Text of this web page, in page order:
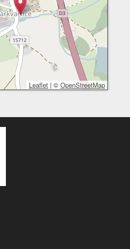
Leaflet | © OpenStreetMap